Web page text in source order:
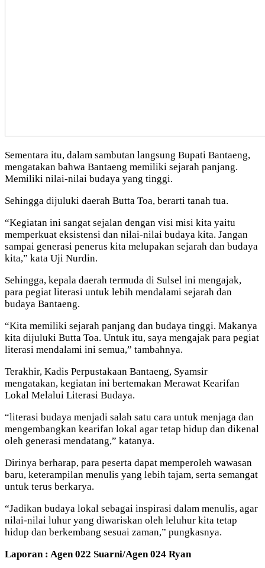
Sementara itu, dalam sambutan langsung Bupati Bantaeng,
mengatakan bahwa Bantaeng memiliki sejarah panjang.
Memiliki nilai-nilai budaya yang tinggi.
Sehingga dijuluki daerah Butta Toa, berarti tanah tua.
“Kegiatan ini sangat sejalan dengan visi misi kita yaitu
memperkuat eksistensi dan nilai-nilai budaya kita. Jangan
sampai generasi penerus kita melupakan sejarah dan budaya
kita,” kata Uji Nurdin.
Sehingga, kepala daerah termuda di Sulsel ini mengajak,
para pegiat literasi untuk lebih mendalami sejarah dan
budaya Bantaeng.
“Kita memiliki sejarah panjang dan budaya tinggi. Makanya
kita dijuluki Butta Toa. Untuk itu, saya mengajak para pegiat
literasi mendalami ini semua,” tambahnya.
Terakhir, Kadis Perpustakaan Bantaeng, Syamsir
mengatakan, kegiatan ini bertemakan Merawat Kearifan
Lokal Melalui Literasi Budaya.
“literasi budaya menjadi salah satu cara untuk menjaga dan
mengembangkan kearifan lokal agar tetap hidup dan dikenal
oleh generasi mendatang,” katanya.
Dirinya berharap, para peserta dapat memperoleh wawasan
baru, keterampilan menulis yang lebih tajam, serta semangat
untuk terus berkarya.
“Jadikan budaya lokal sebagai inspirasi dalam menulis, agar
nilai-nilai luhur yang diwariskan oleh leluhur kita tetap
hidup dan berkembang sesuai zaman,” pungkasnya.
Laporan : Agen 022 Suarni/Agen 024 Ryan